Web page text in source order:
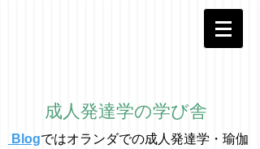
成人発達学の学び舎
Blogではオラ ンダでの成人発達学・ 瑜伽